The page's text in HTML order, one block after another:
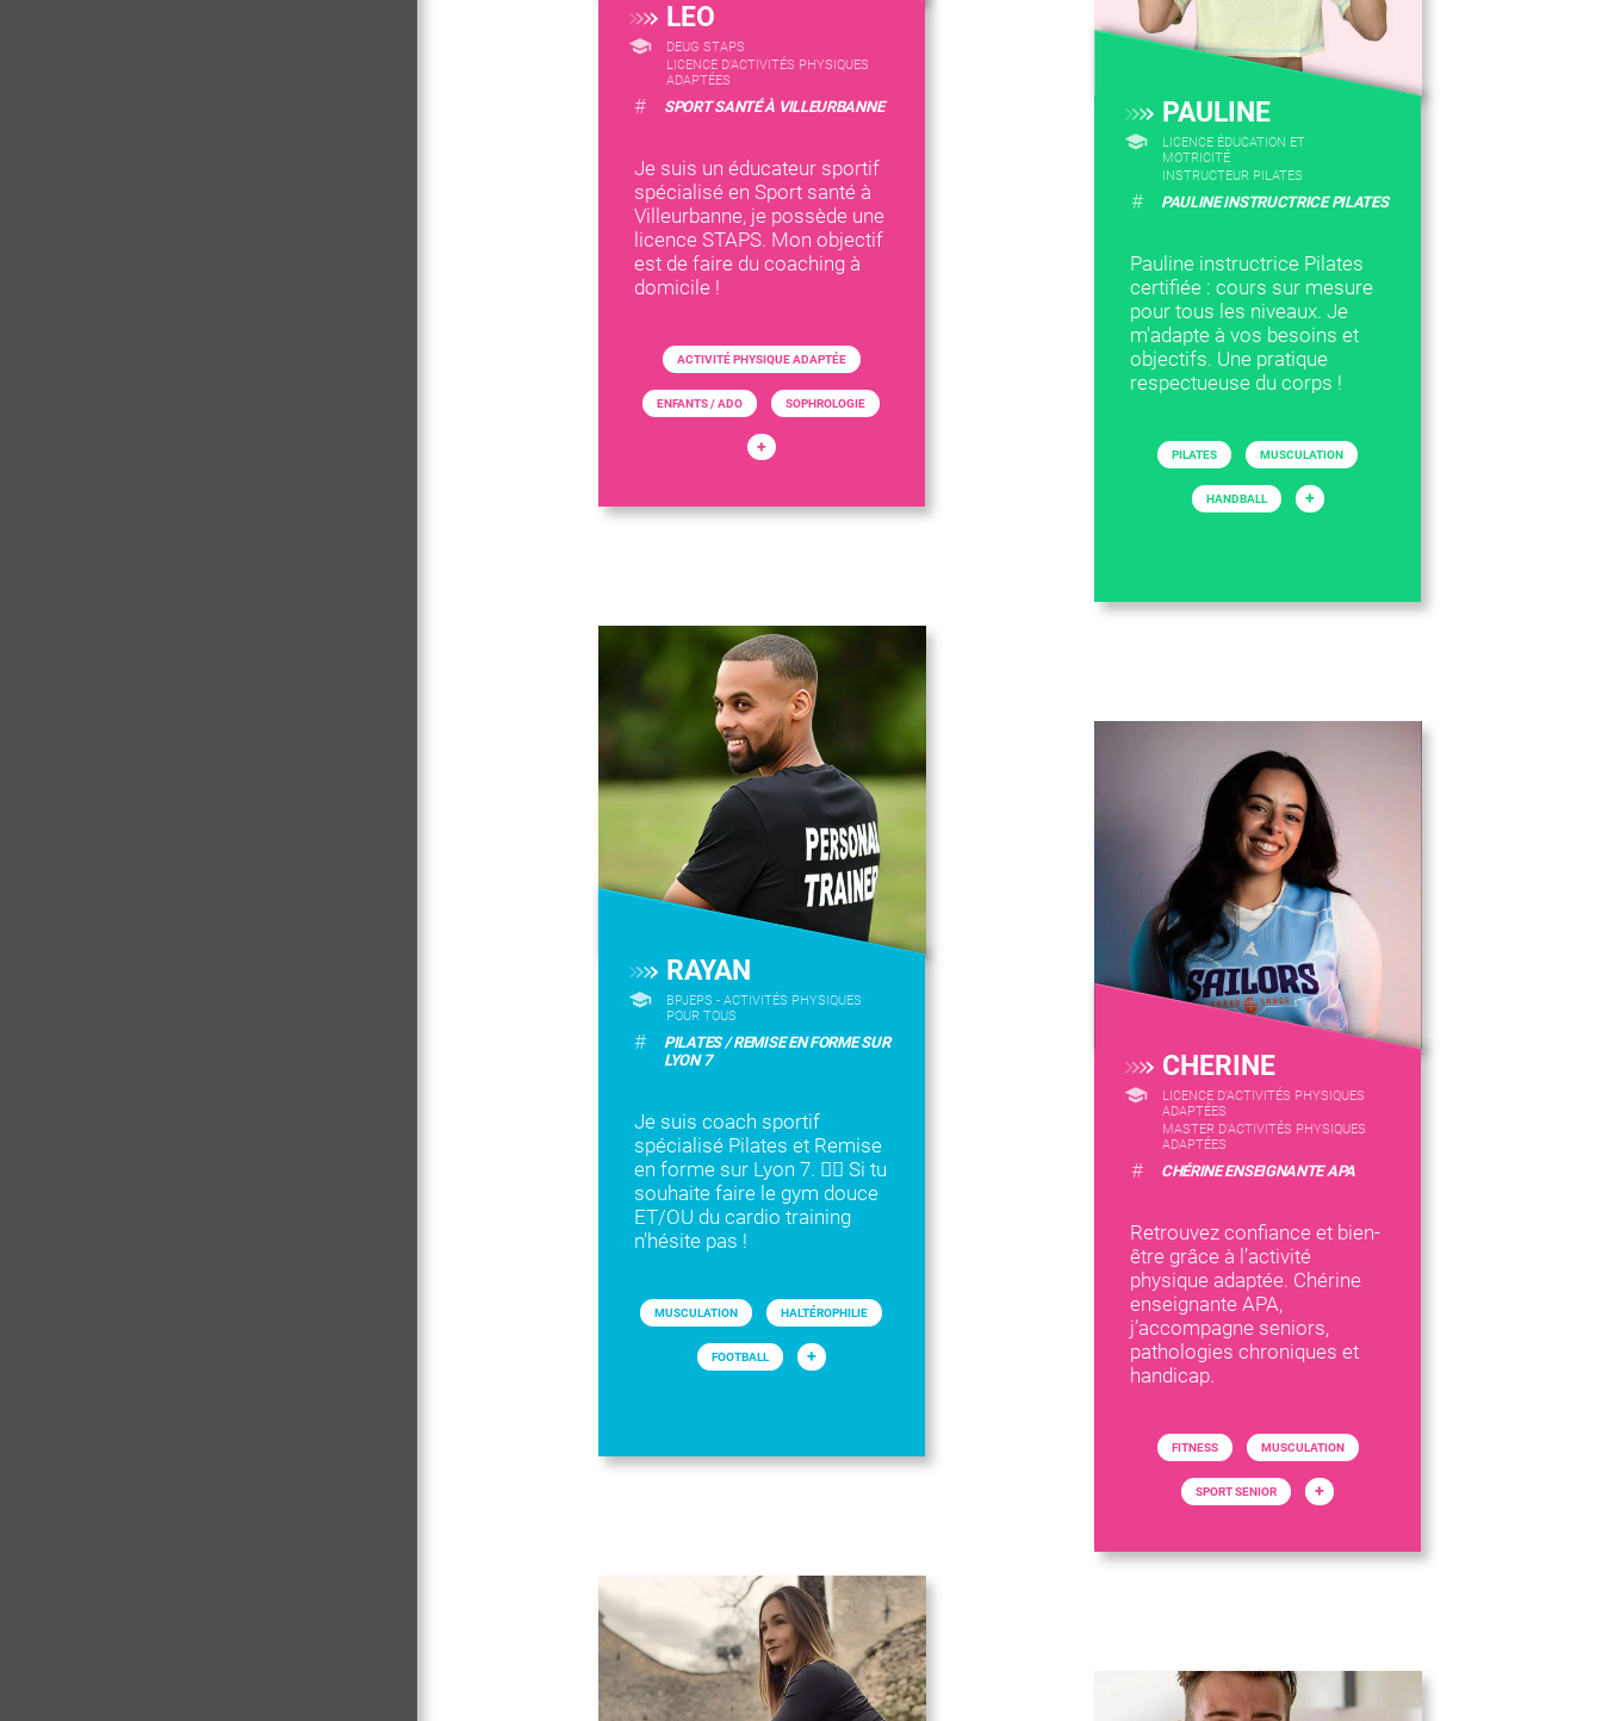
LEO
DEUG STAPS
LICENCE D’ACTIVITÉS PHYSIQUES
ADAPTÉES
# SPORT SANTÉ À VILLEURBANNE
Je suis un éducateur sportif
spécialisé en Sport santé à
Villeurbanne, je possède une
licence STAPS. Mon objectif
est de faire du coaching à
domicile !
ACTIVITÉ PHYSIQUE ADAPTÉE
ENFANTS / ADO SOPHROLOGIE
+
PAULINE
LICENCE ÉDUCATION ET
MOTRICITÉ
INSTRUCTEUR PILATES
# PAULINE INSTRUCTRICE PILATES
Pauline instructrice Pilates
certifiée : cours sur mesure
pour tous les niveaux. Je
m'adapte à vos besoins et
objectifs. Une pratique
respectueuse du corps !
PILATES MUSCULATION
HANDBALL +
RAYAN
BPJEPS - ACTIVITÉS PHYSIQUES
POUR TOUS
#
PILATES / REMISE EN FORME SUR
LYON 7
Je suis coach sportif
spécialisé Pilates et Remise
en forme sur Lyon 7. 🧘‍♂️ Si tu
souhaite faire le gym douce
ET/OU du cardio training
n'hésite pas !
MUSCULATION HALTÉROPHILIE
FOOTBALL +
CHERINE
LICENCE D’ACTIVITÉS PHYSIQUES
ADAPTÉES
MASTER D'ACTIVITÉS PHYSIQUES
ADAPTÉES
# CHÉRINE ENSEIGNANTE APA
Retrouvez confiance et bien-
être grâce à l’activité
physique adaptée. Chérine
enseignante APA,
j’accompagne seniors,
pathologies chroniques et
handicap.
FITNESS MUSCULATION
SPORT SENIOR +